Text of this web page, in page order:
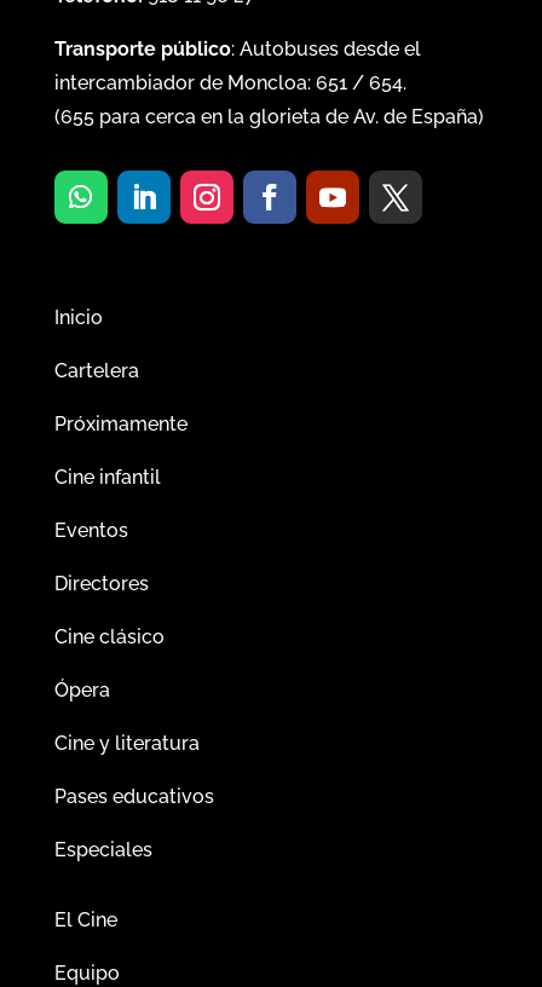
Transporte público: Autobuses desde el
intercambiador de Moncloa: 651/ 654.
(655para cerca en la glorieta de Av. de España)
Inicio
Cartelera
Próximamente
Cine infantil
Eventos
Directores
Cine clásico
Ópera
Cine y literatura
Pases educativos
Especiales
El Cine
Equipo